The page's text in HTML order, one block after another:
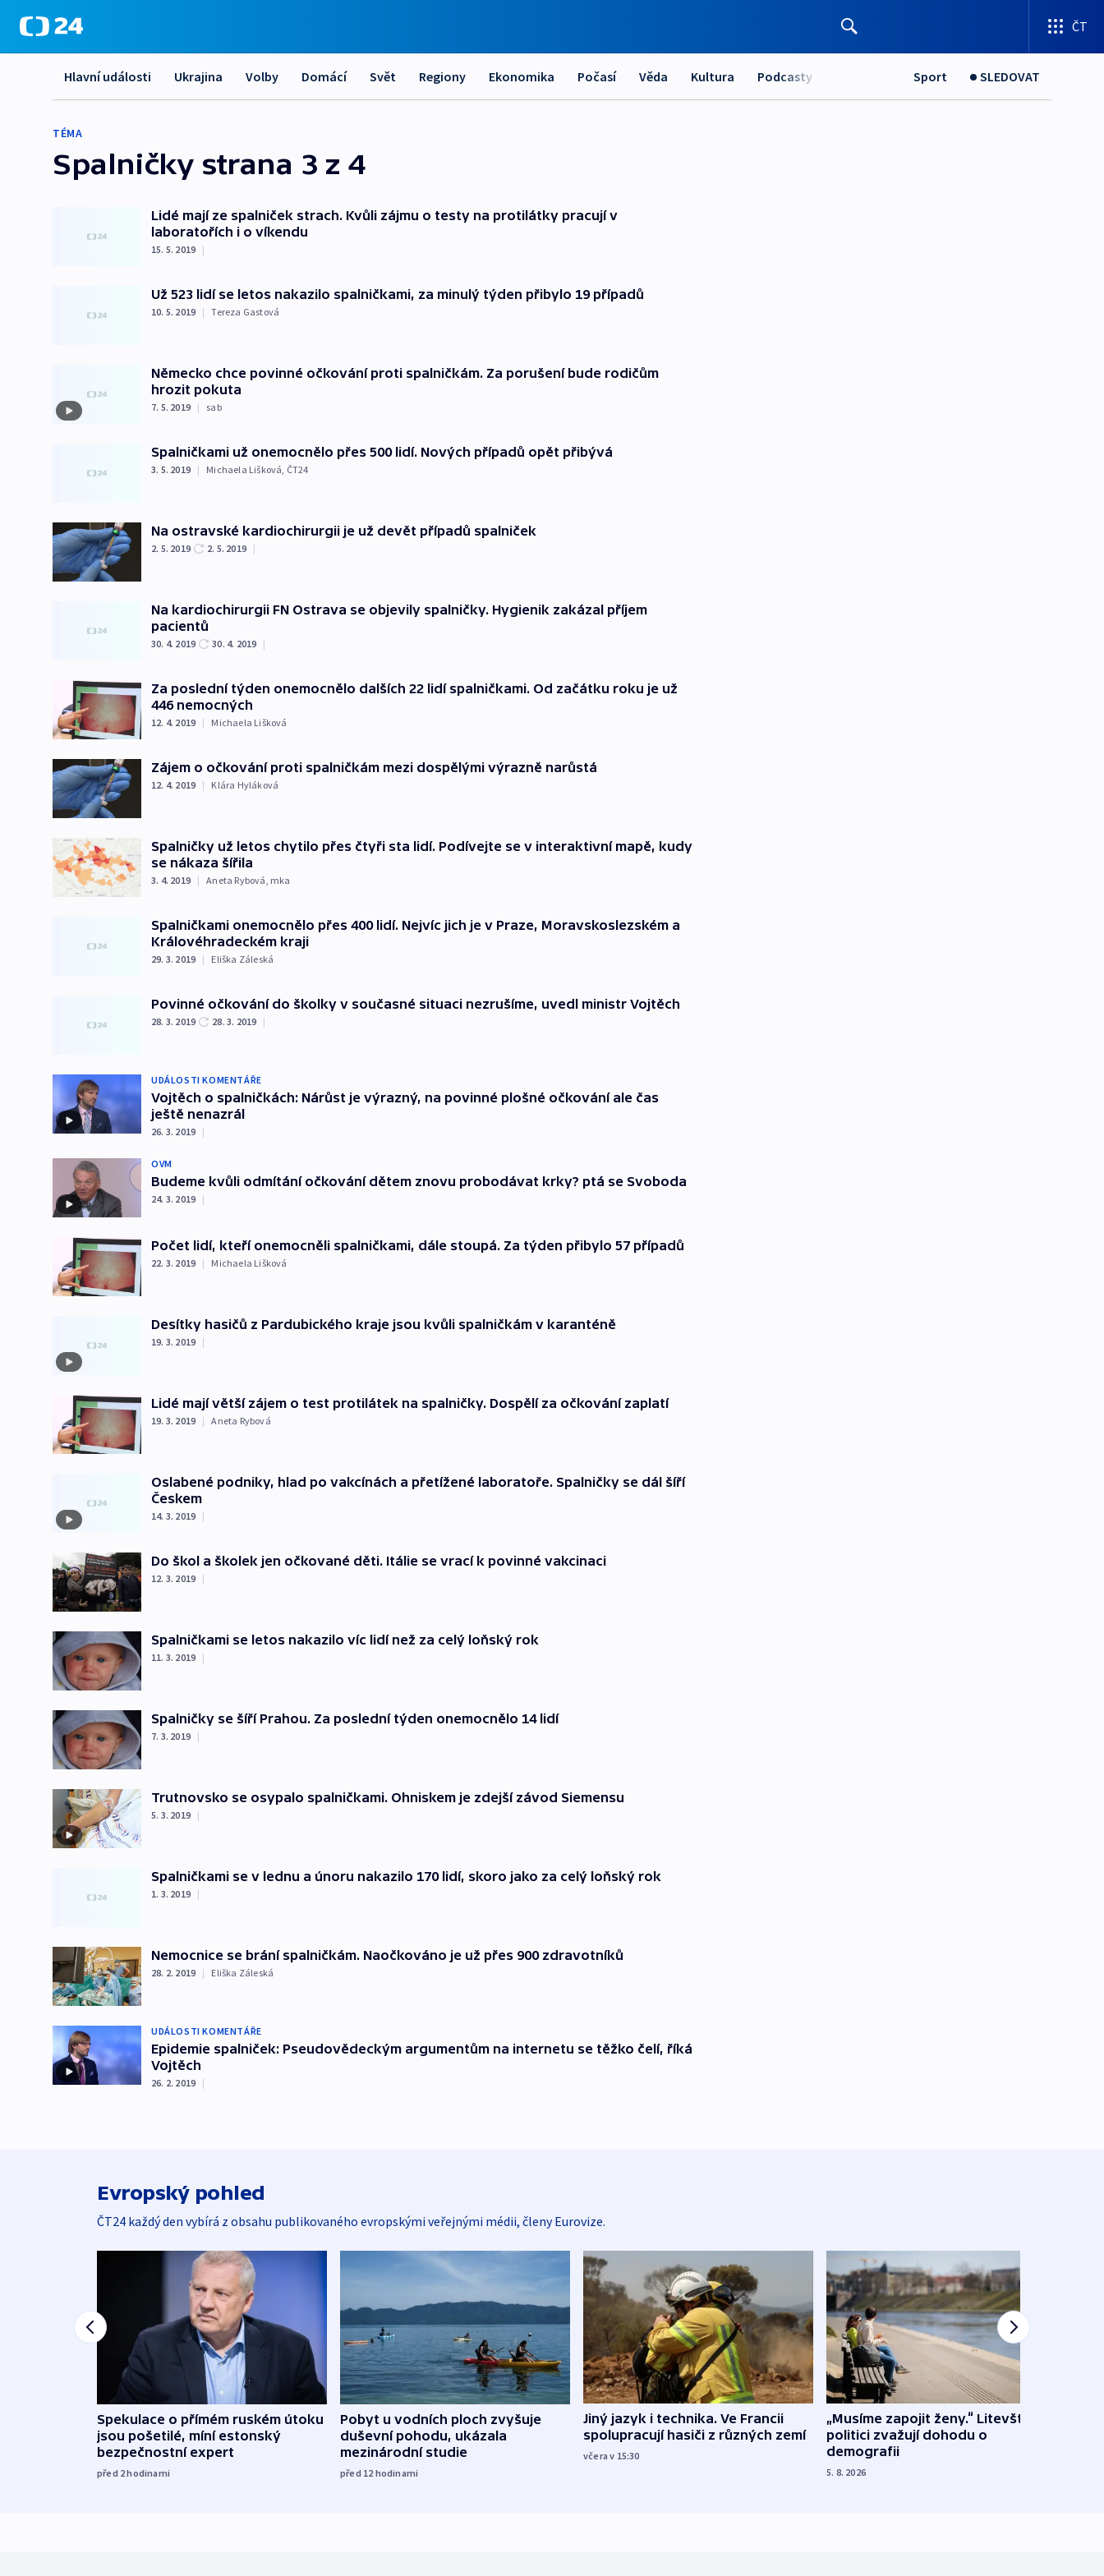
ČT
Hlavní události Ukrajina Volby Domácí Svět Regiony Ekonomika Počasí Věda Kultura Podcasty Sport SLEDOVAT
TÉMA
Spalničky strana 3 z 4
Lidé mají ze spalniček strach. Kvůli zájmu o testy na protilátky pracují v
laboratořích i o víkendu
15. 5. 2019 |
Už 523 lidí se letos nakazilo spalničkami, za minulý týden přibylo 19 případů
10. 5. 2019 | Tereza Gastová
Německo chce povinné očkování proti spalničkám. Za porušení bude rodičům
hrozit pokuta
7. 5. 2019 | sab
Spalničkami už onemocnělo přes 500 lidí. Nových případů opět přibývá
3. 5. 2019 | Michaela Lišková, ČT24
Na ostravské kardiochirurgii je už devět případů spalniček
2. 5. 2019 2. 5. 2019 |
Na kardiochirurgii FN Ostrava se objevily spalničky. Hygienik zakázal příjem
pacientů
30. 4. 2019 30. 4. 2019 |
Za poslední týden onemocnělo dalších 22 lidí spalničkami. Od začátku roku je už
446 nemocných
12. 4. 2019 | Michaela Lišková
Zájem o očkování proti spalničkám mezi dospělými výrazně narůstá
12. 4. 2019 | Klára Hyláková
Spalničky už letos chytilo přes čtyři sta lidí. Podívejte se v interaktivní mapě, kudy
se nákaza šířila
3. 4. 2019 | Aneta Rybová, mka
Spalničkami onemocnělo přes 400 lidí. Nejvíc jich je v Praze, Moravskoslezském a
Královéhradeckém kraji
29. 3. 2019 | Eliška Záleská
Povinné očkování do školky v současné situaci nezrušíme, uvedl ministr Vojtěch
28. 3. 2019 28. 3. 2019 |
UDÁLOSTI KOMENTÁŘE
Vojtěch o spalničkách: Nárůst je výrazný, na povinné plošné očkování ale čas
ještě nenazrál
26. 3. 2019 |
OVM
Budeme kvůli odmítání očkování dětem znovu probodávat krky? ptá se Svoboda
24. 3. 2019 |
Počet lidí, kteří onemocněli spalničkami, dále stoupá. Za týden přibylo 57 případů
22. 3. 2019 | Michaela Lišková
Desítky hasičů z Pardubického kraje jsou kvůli spalničkám v karanténě
19. 3. 2019 |
Lidé mají větší zájem o test protilátek na spalničky. Dospělí za očkování zaplatí
19. 3. 2019 | Aneta Rybová
Oslabené podniky, hlad po vakcínách a přetížené laboratoře. Spalničky se dál šíří
Českem
14. 3. 2019 |
Do škol a školek jen očkované děti. Itálie se vrací k povinné vakcinaci
12. 3. 2019 |
Spalničkami se letos nakazilo víc lidí než za celý loňský rok
11. 3. 2019 |
Spalničky se šíří Prahou. Za poslední týden onemocnělo 14 lidí
7. 3. 2019 |
Trutnovsko se osypalo spalničkami. Ohniskem je zdejší závod Siemensu
5. 3. 2019 |
Spalničkami se v lednu a únoru nakazilo 170 lidí, skoro jako za celý loňský rok
1. 3. 2019 |
Nemocnice se brání spalničkám. Naočkováno je už přes 900 zdravotníků
28. 2. 2019 | Eliška Záleská
UDÁLOSTI KOMENTÁŘE
Epidemie spalniček: Pseudovědeckým argumentům na internetu se těžko čelí, říká
Vojtěch
26. 2. 2019 |
Evropský pohled
ČT24 každý den vybírá z obsahu publikovaného evropskými veřejnými médii, členy Eurovize.
Spekulace o přímém ruském útoku
jsou pošetilé, míní estonský
bezpečnostní expert
před 2hodinami
Pobyt u vodních ploch zvyšuje
duševní pohodu, ukázala
mezinárodní studie
před 12 hodinami
Jiný jazyk i technika. Ve Francii
spolupracují hasiči z různých zemí
včera v 15:30
„Musíme zapojit ženy.“ Litevští
politici zvažují dohodu o
demografii
5. 8. 2026